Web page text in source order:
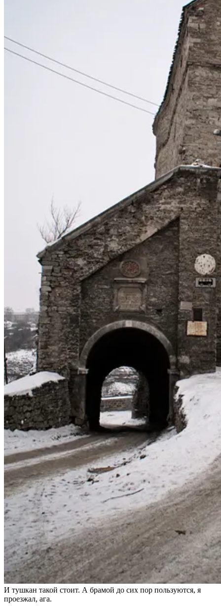
И тушкан такой стоит. А брамой до сих пор пользуются, я
проезжал, ага.